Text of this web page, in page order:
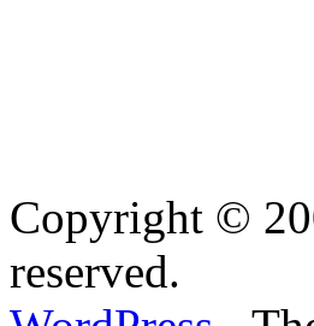
Copyright ©
reserved.